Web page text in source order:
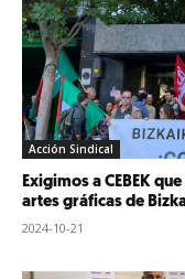
Acción Sindical
Exigimos a CEBEK
artes gráficas de
2024-10-21